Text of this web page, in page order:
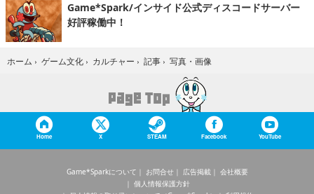
Game*Spark/インサイド公式ディスコードサーバー
好評稼働中！
ホーム › ゲーム文化 › カルチャー › 記事 › 写真・画像
Home X STEAM Facebook YouTube
Game*Sparkについて お問合せ 広告掲載
会社概要
個人情報保護方針